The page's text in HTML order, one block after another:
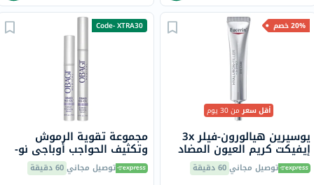
20% خصم
أقل سعرمن 30 يوم
يوسيرين هيالورون-فيلر 3x
إيفيكت كريم العيون المضاد
للتجاعيد بعامل حماية من
الشمس 15 15 ملتوصيل مجاني60 دقيقة
Code- XTRA30
مجموعة تقوية الرموش
وتكثيف الحواجب أوباجي نو-
سيل توصيل مجاني60 دقيقة